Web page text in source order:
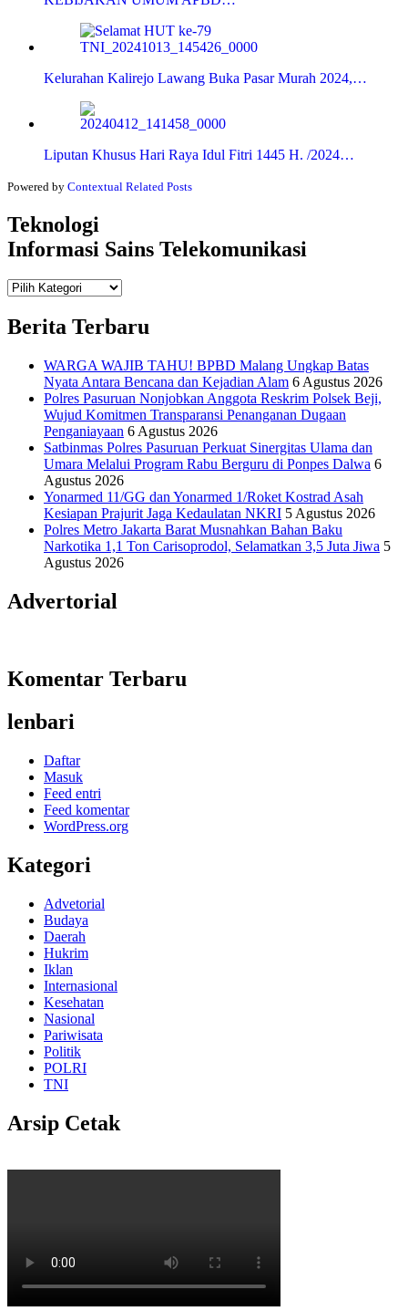
Kelurahan Kalirejo Lawang Buka Pasar Murah 2024,…
Liputan Khusus Hari Raya Idul Fitri 1445 H. /2024…
Powered by Contextual Related Posts
Teknologi
Informasi Sains Telekomunikasi
Teknologi
Berita Terbaru
WARGA WAJIB TAHU! BPBD Malang Ungkap Batas
Nyata Antara Bencana dan Kejadian Alam 6 Agustus 2026
Polres Pasuruan Nonjobkan Anggota Reskrim Polsek Beji,
Wujud Komitmen Transparansi Penanganan Dugaan
Penganiayaan 6 Agustus 2026
Satbinmas Polres Pasuruan Perkuat Sinergitas Ulama dan
Umara Melalui Program Rabu Berguru di Ponpes Dalwa 6
Agustus 2026
Yonarmed 11/GG dan Yonarmed 1/Roket Kostrad Asah
Kesiapan Prajurit Jaga Kedaulatan NKRI 5 Agustus 2026
Polres Metro Jakarta Barat Musnahkan Bahan Baku
Narkotika 1,1 Ton Carisoprodol, Selamatkan 3,5 Juta Jiwa 5
Agustus 2026
Advertorial
Komentar Terbaru
lenbari
Daftar
Masuk
Feed entri
Feed komentar
WordPress.org
Kategori
Advetorial
Budaya
Daerah
Hukrim
Iklan
Internasional
Kesehatan
Nasional
Pariwisata
Politik
POLRI
TNI
Arsip Cetak